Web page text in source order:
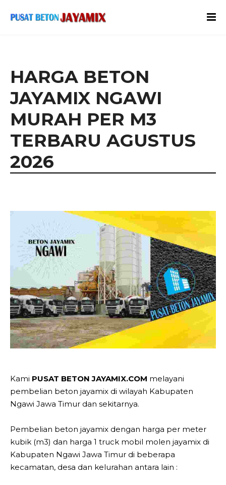
HARGA BETON
JAYAMIX NGAWI
MURAH PER M3
TERBARU AGUSTUS
2026
Kami PUSAT BETON JAYAMIX.COM melayani
pembelian beton jayamix di wilayah Kabupaten
Ngawi Jawa Timur dan sekitarnya.
Pembelian beton jayamix dengan harga per meter
kubik (m3) dan harga 1 truck mobil molen jayamix di
Kabupaten Ngawi Jawa Timur di beberapa
kecamatan, desa dan kelurahan antara lain :